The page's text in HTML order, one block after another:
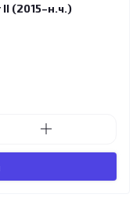
(2015–н.ч.)